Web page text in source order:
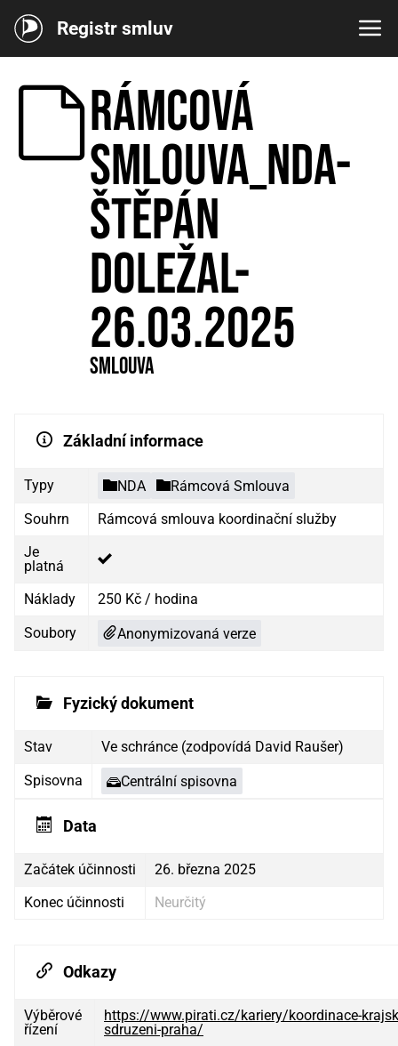
Registr smluv
Rámcová
smlouva_NDA-
Štěpán
Doležal-
26.03.2025
Smlouva
Základní informace
Typy NDA
Rámcová Smlouva
Souhrn
Rámcová smlouva koordinační služby
Je
platná
Náklady
250 Kč / hodina
Soubory
Anonymizovaná verze
Fyzický dokument
Stav
Ve schránce (zodpovídá David Raušer)
Spisovna
Centrální spisovna
Data
Začátek účinnosti
26. března 2025
Konec účinnosti
Neurčitý
Odkazy
Výběrové
řízení
https://www.pirati.cz/kariery/koordinace-
sdruzeni-praha/